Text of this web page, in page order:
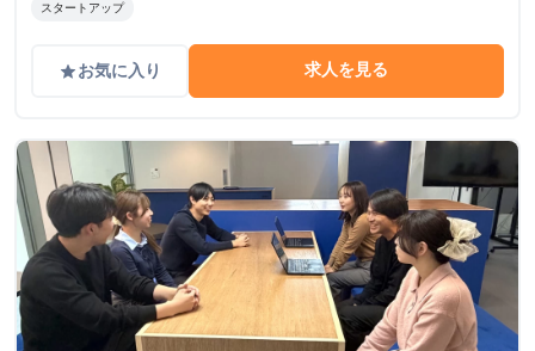
スタートアップ
gradeお気に入り 求人を見る